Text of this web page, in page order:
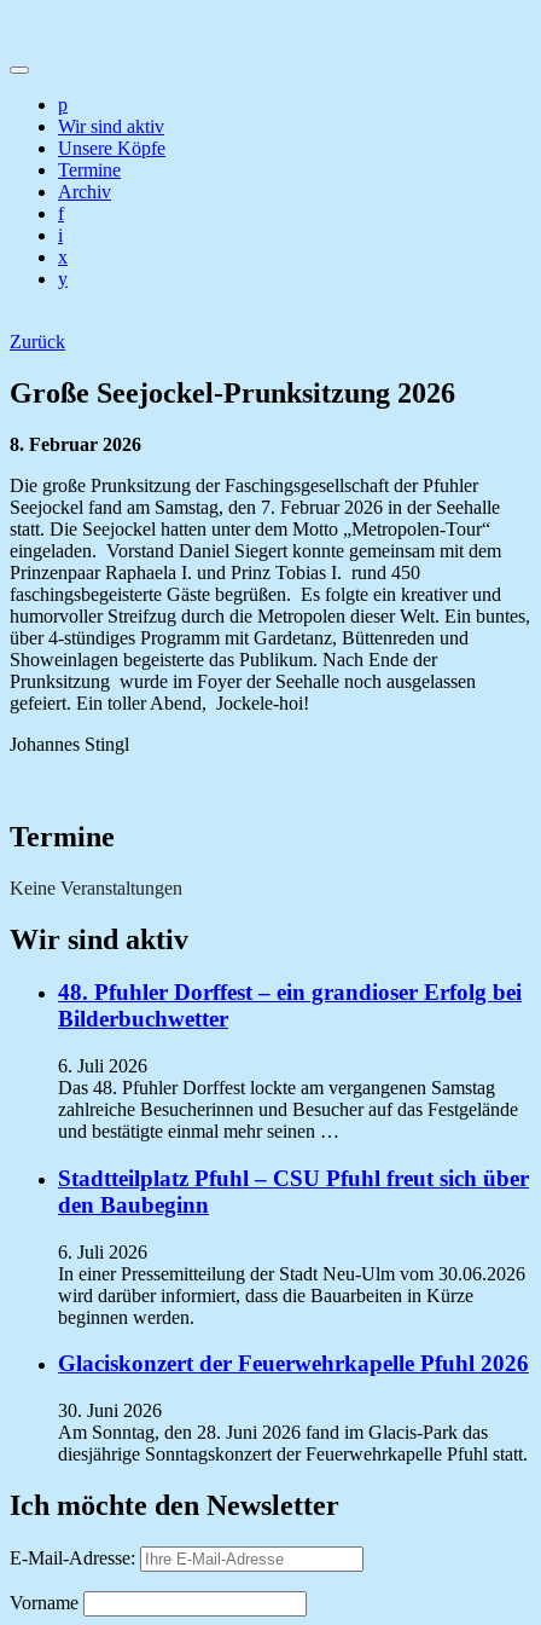
p
Wir sind aktiv
Unsere Köpfe
Termine
Archiv
f
i
x
y
Zurück
Große Seejockel-Prunksitzung 2026
8. Februar 2026
Die große Prunksitzung der Faschingsgesellschaft der Pfuhler
Seejockel fand am Samstag, den 7. Februar 2026 in der Seehalle
statt. Die Seejockel hatten unter dem Motto „Metropolen-Tour“
eingeladen. Vorstand Daniel Siegert konnte gemeinsam mit dem
Prinzenpaar Raphaela I. und Prinz Tobias I. rund 450
faschingsbegeisterte Gäste begrüßen. Es folgte ein kreativer und
humorvoller Streifzug durch die Metropolen dieser Welt. Ein buntes,
über 4-stündiges Programm mit Gardetanz, Büttenreden und
Showeinlagen begeisterte das Publikum. Nach Ende der
Prunksitzung wurde im Foyer der Seehalle noch ausgelassen
gefeiert. Ein toller Abend, Jockele-hoi!
Johannes Stingl
Termine
Keine Veranstaltungen
Wir sind aktiv
48. Pfuhler Dorffest – ein grandioser Erfolg bei
Bilderbuchwetter
6. Juli 2026
Das 48. Pfuhler Dorffest lockte am vergangenen Samstag
zahlreiche Besucherinnen und Besucher auf das Festgelände
und bestätigte einmal mehr seinen …
Stadtteilplatz Pfuhl – CSU Pfuhl freut sich über
den Baubeginn
6. Juli 2026
In einer Pressemitteilung der Stadt Neu-Ulm vom 30.06.2026
wird darüber informiert, dass die Bauarbeiten in Kürze
beginnen werden.
Glaciskonzert der Feuerwehrkapelle Pfuhl 2026
30. Juni 2026
Am Sonntag, den 28. Juni 2026 fand im Glacis-Park das
diesjährige Sonntagskonzert der Feuerwehrkapelle Pfuhl statt.
Ich möchte den Newsletter
E-Mail-Adresse:
Vorname